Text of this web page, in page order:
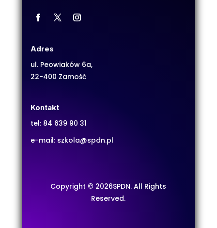
Adres
ul. Peowiaków 6a,
22-400 Zamość
Kontakt
tel: 84 639 90 31
e-mail: szkola@spdn.pl
Copyright © 2026SPDN. All Rights
Reserved.